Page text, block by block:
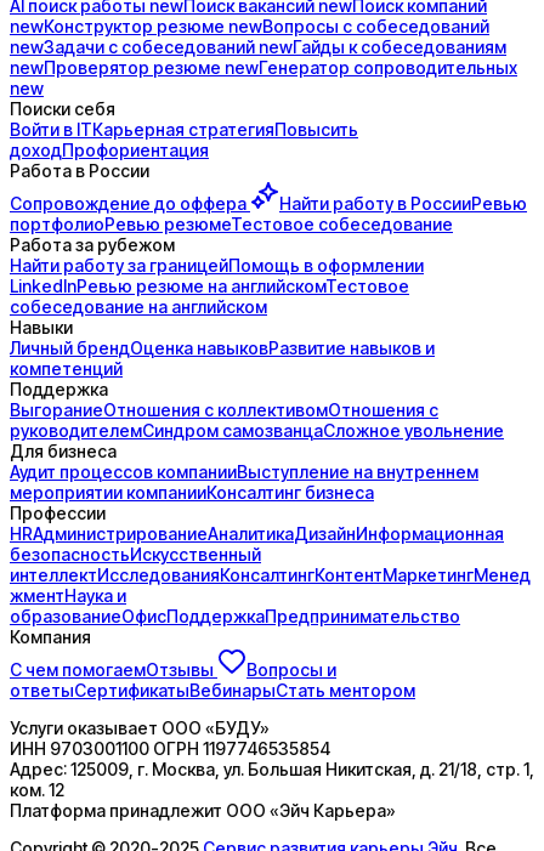
AI поискработы newПоисквакансий newПоисккомпаний
newКонструктор резюме newВопросы с собеседований
newЗадачи с собеседований newГайды ксобеседованиям
newПроверятор резюме newГенератор сопроводительных
new
Поиски себя
Войти в ITКарьерная стратегияПовысить
доходПрофориентация
Работа в России
Сопровождение до оффера Найти работу в РоссииРевью
портфолиоРевью резюмеТестовое собеседование
Работа за рубежом
Найти работу за границейПомощь в оформлении
LinkedInРевью резюме на английскомТестовое
собеседование на английском
Навыки
Личный брендОценка навыковРазвитие навыков и
компетенций
Поддержка
ВыгораниеОтношения с коллективомОтношения с
руководителемСиндром самозванцаСложное увольнение
Для бизнеса
Аудит процессов компанииВыступление на внутреннем
мероприятии компанииКонсалтинг бизнеса
Профессии
HRАдминистрированиеАналитикаДизайнИнформационная
безопасностьИскусственный
интеллектИсследованияКонсалтингКонтентМаркетингМенед
жментНаука и
образованиеОфисПоддержкаПредпринимательство
Компания
С чем помогаемОтзывы
Вопросы и
ответыСертификатыВебинарыСтать ментором
Услуги оказывает ООО «БУДУ»
ИНН 9703001100 ОГРН 1197746535854
Адрес:125009, г. Москва, ул. Большая Никитская, д. 21/18, стр. 1,
ком. 12
Платформа принадлежит ООО «Эйч Карьера»